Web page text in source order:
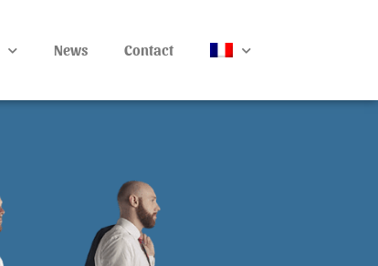
News Contact